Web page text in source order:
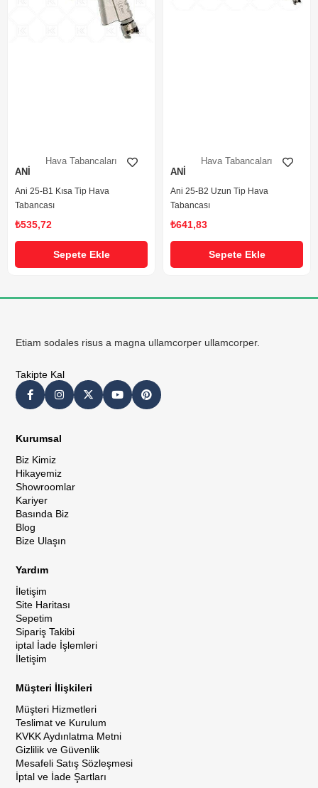
Hava Tabancaları
ANİ
Ani 25-B1 Kısa Tip Hava
Tabancası
₺535,72
Sepete Ekle
Hava Tabancaları
ANİ
Ani 25-B2 Uzun Tip Hava
Tabancası
₺641,83
Sepete Ekle
Etiam sodales risus a magna ullamcorper ullamcorper.
Takipte Kal
Kurumsal
Biz Kimiz
Hikayemiz
Showroomlar
Kariyer
Basında Biz
Blog
Bize Ulaşın
Yardım
İletişim
Site Haritası
Sepetim
Sipariş Takibi
iptal İade İşlemleri
İletişim
Müşteri İlişkileri
Müşteri Hizmetleri
Teslimat ve Kurulum
KVKK Aydınlatma Metni
Gizlilik ve Güvenlik
Mesafeli Satış Sözleşmesi
İptal ve İade Şartları